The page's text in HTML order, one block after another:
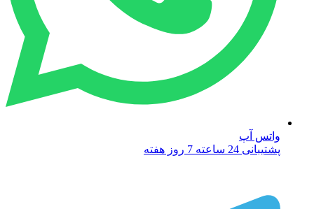
واتس آپ
پشتیبانی 24 ساعته 7 روز هفته